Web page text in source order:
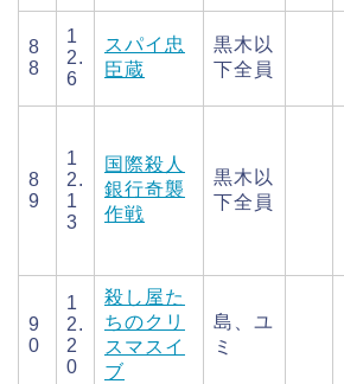
8
8
1
2.
6
スパイ忠
臣蔵
黒木以
下全員
8
9
1
2.
1
3
国際殺人
銀行奇襲
作戦
黒木以
下全員
9
0
1
2.
2
0
殺し屋た
ちのクリ
スマスイ
ブ
島、ユ
ミ